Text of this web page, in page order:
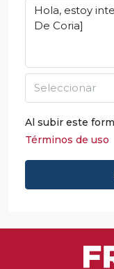
Seleccionar
Al subir este
Términos de uso